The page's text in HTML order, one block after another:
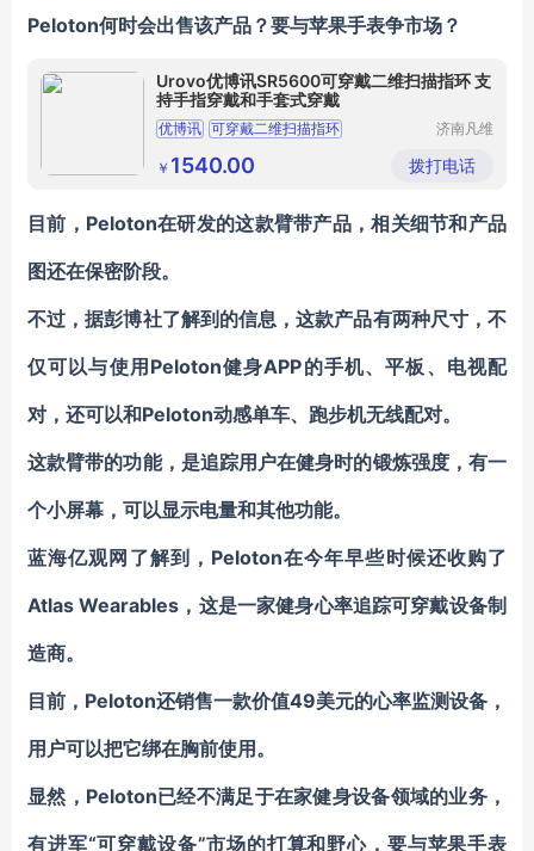
Peloton何时会出售该产品？要与苹果手表争市场？
Urovo优博讯SR5600可穿戴二维扫描指环 支
持手指穿戴和手套式穿戴
优博讯 可穿戴二维扫描指环
二维扫描指环
济南凡维
有限公司
￥ 1540.00 拨打电话
目前，Peloton在研发的这款臂带产品，相关细节和产品
图还在保密阶段。
不过，据彭博社了解到的信息，这款产品有两种尺寸，不
仅可以与使用Peloton健身APP的手机、平板、电视配
对，还可以和Peloton动感单车、跑步机无线配对。
这款臂带的功能，是追踪用户在健身时的锻炼强度，有一
个小屏幕，可以显示电量和其他功能。
蓝海亿观网了解到，Peloton在今年早些时候还收购了
Atlas Wearables，这是一家健身心率追踪可穿戴设备制
造商。
目前，Peloton还销售一款价值49美元的心率监测设备，
用户可以把它绑在胸前使用。
显然，Peloton已经不满足于在家健身设备领域的业务，
有进军“可穿戴设备”市场的打算和野心，要与苹果手表